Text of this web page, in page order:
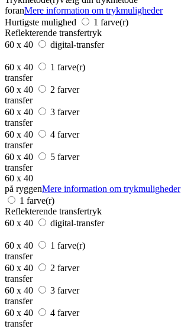
foranMere information om trykmuligheder
Hurtigste mulighed
1 farve(r)
Reflekterende transfertryk
60 x 40
digital-transfer
60 x 40
1 farve(r)
transfer
60 x 40
2 farver
transfer
60 x 40
3 farver
transfer
60 x 40
4 farver
transfer
60 x 40
5 farver
transfer
60 x 40
på ryggenMere information om trykmuligheder
1 farve(r)
Reflekterende transfertryk
60 x 40
digital-transfer
60 x 40
1 farve(r)
transfer
60 x 40
2 farver
transfer
60 x 40
3 farver
transfer
60 x 40
4 farver
transfer